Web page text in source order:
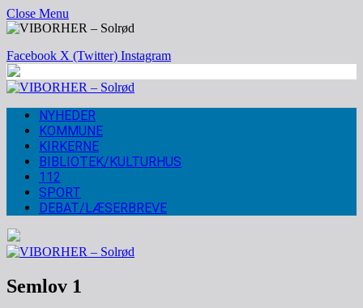
Close Menu
Facebook X (Twitter) Instagram
NYHEDER
KOMMUNE
KIRKERNE
BIBLIOTEK/KULTURHUS
112
SPORT
DEBAT/LÆSERBREVE
Semlov 1